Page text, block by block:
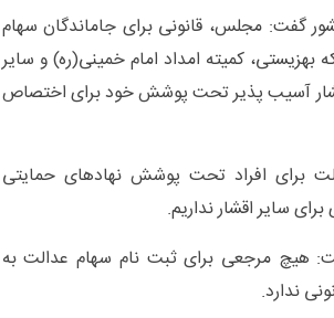
گفت: مجلس، قانونی برای جاماندگان سهام
کمیته امداد امام خمینی(ره) و سایر
آسیب پذیر تحت پوشش خود برای اختصاص
برای افراد تحت پوشش نهادهای حمایتی
سایر اقشار نداریم.
هیچ مرجعی برای ثبت نام سهام عدالت به
ندارد.